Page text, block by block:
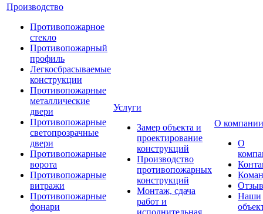
Производство
Противопожарное
стекло
Противопожарный
профиль
Легкосбрасываемые
конструкции
Противопожарные
металлические
двери
Противопожарные
светопрозрачные
двери
Противопожарные
ворота
Противопожарные
витражи
Противопожарные
фонари
Услуги
Замер объекта и
проектирование
конструкций
Производство
противопожарных
конструкций
Монтаж, сдача
работ и
исполнительная
О компании
О
Наши